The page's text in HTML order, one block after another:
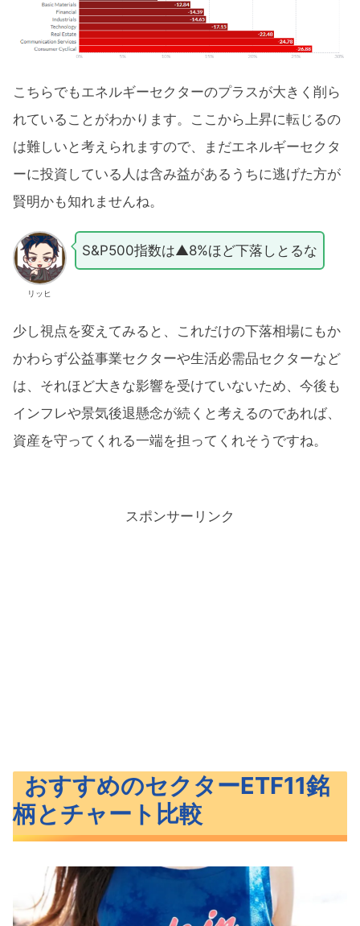
こちらでもエネルギーセクターのプラスが大きく削ら
れていることがわかります。ここから上昇に転じるの
は難しいと考えられますので、まだエネルギーセクタ
ーに投資している人は含み益があるうちに逃げた方が
賢明かも知れませんね。
リッヒ
S&P500指数は▲8%ほど下落しとるな
少し視点を変えてみると、これだけの下落相場にもか
かわらず公益事業セクターや生活必需品セクターなど
は、それほど大きな影響を受けていないため、今後も
インフレや景気後退懸念が続くと考えるのであれば、
資産を守ってくれる一端を担ってくれそうですね。
スポンサーリンク
おすすめのセクターETF11銘
柄とチャート比較